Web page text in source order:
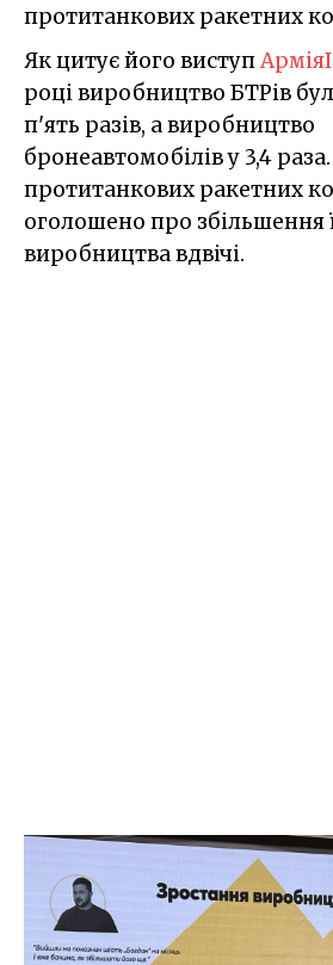
протитанкових ракетних
Як цитує його виступ
році виробництво БТРів
п'ять разів, а виробництво
бронеавтомобілів у 3,4
протитанкових ракетних
оголошено про збільшення
виробництва вдвічі.